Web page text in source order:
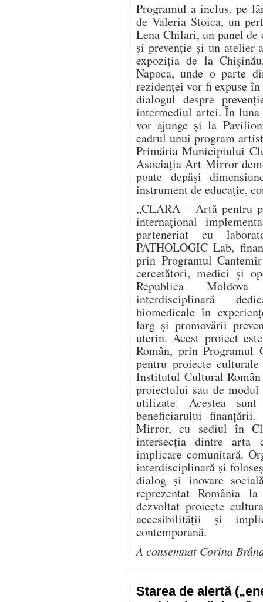
Programul a inclus, pe
de Valeria Stoica, un
Lena Chilari, un panel
și prevenție și un atelier
expoziția de la
Napoca, unde o parte
rezidenței vor fi expuse
dialogul despre
intermediul artei. În
vor ajunge și la
cadrul unui program
Primăria Municipiului
Asociația Art Mirror
poate depăși
instrument de educație,
„CLARA – Artă pentru
internațional
parteneriat cu
PATHOLOGIC Lab,
prin Programul
cercetători, medici și
Republica
interdisciplinară
biomedicale în
larg și promovării
uterin. Acest proiect
Român, prin Programul
pentru proiecte
Institutul Cultural
proiectului sau de
utilizate. Acestea
beneficiarului
Mirror, cu sediul în
intersecția dintre arta
implicare comunitară.
interdisciplinară și
dialog și inovare
reprezentat România
dezvoltat proiecte
accesibilității și
contemporană.
A consemnat Corina
Starea de alertă